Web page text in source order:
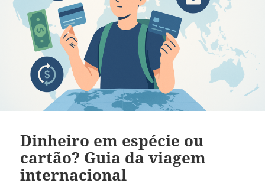
Dinheiro em espécie ou
cartão? Guia da viagem
internacional